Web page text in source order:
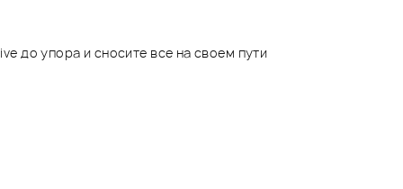
до упора и сносите все на своем пути